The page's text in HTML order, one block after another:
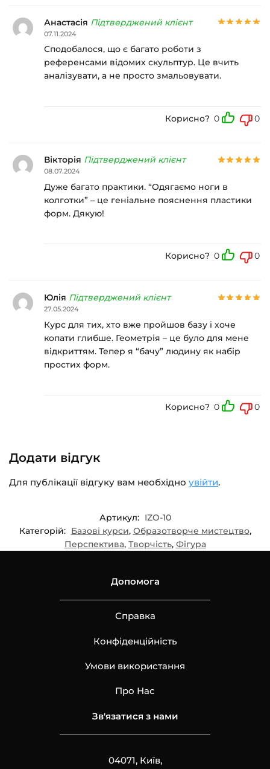
Анастасія Підтверджений клієнт
07.11.2024
Сподобалося, що є багато роботи з
референсами відомих скульптур. Це вчить
аналізувати, а не просто змальовувати.
Корисно? 0 0
Вікторія Підтверджений клієнт
08.07.2024
Дуже багато практики. “Одягаємо ноги в
колготки” – це геніальне пояснення пластики
форм. Дякую!
Корисно? 0 0
Юлія Підтверджений клієнт
27.05.2024
Курс для тих, хто вже пройшов базу і хоче
копати глибше. Геометрія – це було для мене
відкриттям. Тепер я “бачу” людину як набір
простих форм.
Корисно? 0 0
Додати відгук
Для публікації відгуку вам необхідно увійти.
Артикул: IZO-10
Категорій: Базові курси, Образотворче мистецтво,
Перспектива, Творчість, Фігура
Допомога
Справка
Конфіденційність
Умови використання
Про Нас
Зв'язатися з нами
04071, Київ,